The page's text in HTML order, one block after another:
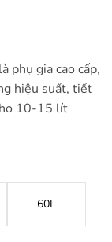
là phụ gia cao cấp,
hiệu suất, tiết
10-15 lít
60L